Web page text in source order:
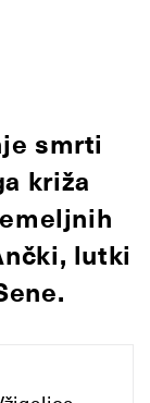
smrti
križa
lutki